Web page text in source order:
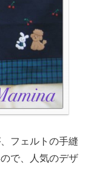
フェルトの手縫
で、人気のデザ